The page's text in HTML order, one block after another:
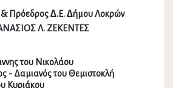
Πρόεδρος ∆.Ε. ∆ήμου Λοκρών
Λ. ΖΕΚΕΝΤΕΣ
του Νικολάου
- Δαμιανός του Θεμιστοκλή
Κυριάκου